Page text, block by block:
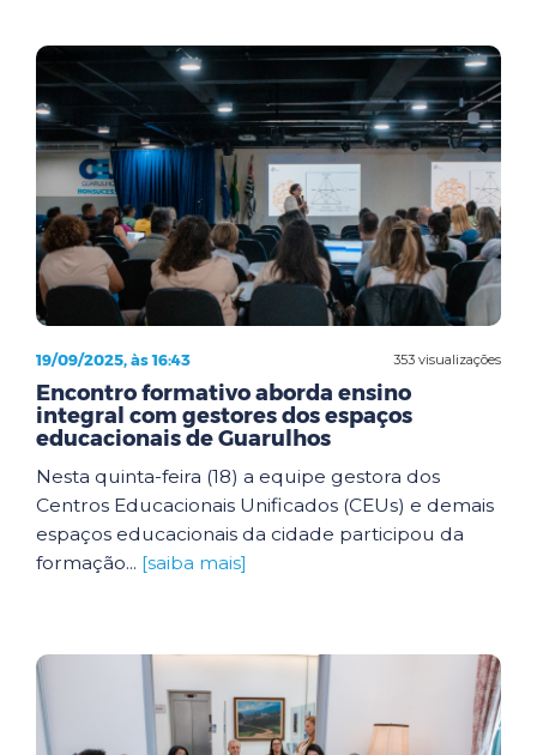
353 visualizações
19/09/2025, às 16:43
Encontro formativo aborda ensino
integral com gestores dos espaços
educacionais de Guarulhos
Nesta quinta-feira (18) a equipe gestora dos
Centros Educacionais Unificados (CEUs) e demais
espaços educacionais da cidade participou da
formação... [saiba mais]